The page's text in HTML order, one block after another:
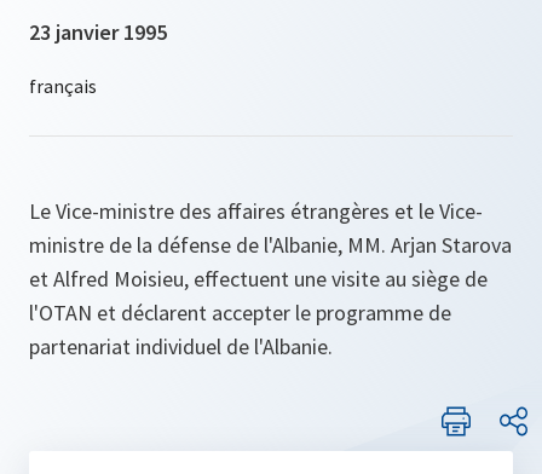
23 janvier 1995
Le Vice-ministre des affaires étrangères et le Vice-
ministre de la défense de l'Albanie, MM. Arjan Starova
et Alfred Moisieu, effectuent une visite au siège de
l'OTAN et déclarent accepter le programme de
partenariat individuel de l'Albanie.